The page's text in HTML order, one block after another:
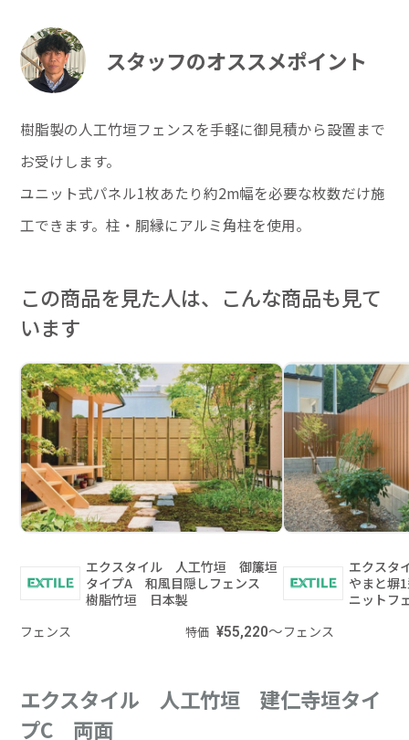
スタッフのオススメポイント
樹脂製の人工竹垣フェンスを手軽に御見積から設置まで
お受けします。
ユニット式パネル1枚あたり約2m幅を必要な枚数だけ施
工できます。柱・胴縁にアルミ角柱を使用。
この商品を見た人は、こんな商品も見て
います
エクスタイル 人工竹垣 御簾垣
タイプA 和風目隠しフェンス
樹脂竹垣 日本製
フェンス
特価 ¥55,220～
エクス
やまと
ニットフ
フェンス
エクスタイル 人工竹垣 建仁寺垣タイ
プC 両面